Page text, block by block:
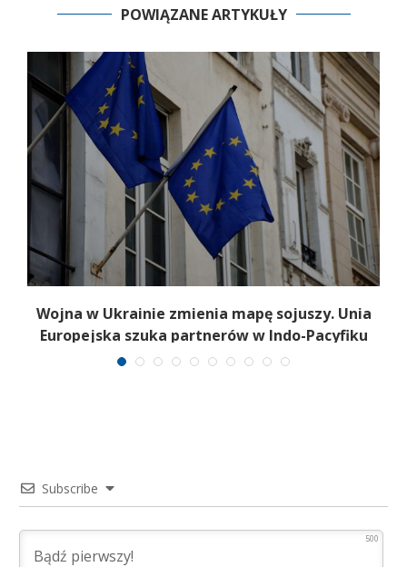
POWIĄZANE ARTYKUŁY
Wojna w Ukrainie zmienia mapę sojuszy. Unia
Europejska szuka partnerów w Indo-Pacyfiku
Subscribe
500